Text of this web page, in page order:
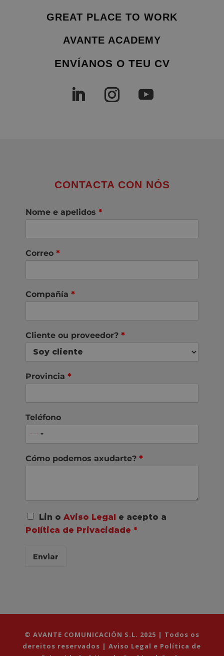
GREAT PLACE TO WORK
AVANTE ACADEMY
ENVÍANOS O TEU CV
CONTACTA CON NÓS
Nome e apelidos *
Correo *
Compañía *
Cliente ou proveedor? *
Provincia *
Teléfono
Cómo podemos axudarte? *
A
o
*
Lin o Aviso Legal e acepto a
Política de Privacidade *
Enviar
© AVANTE COMUNICACIÓN S.L. 2025 | Todos os
dereitos reservados |Aviso Legal e Política de